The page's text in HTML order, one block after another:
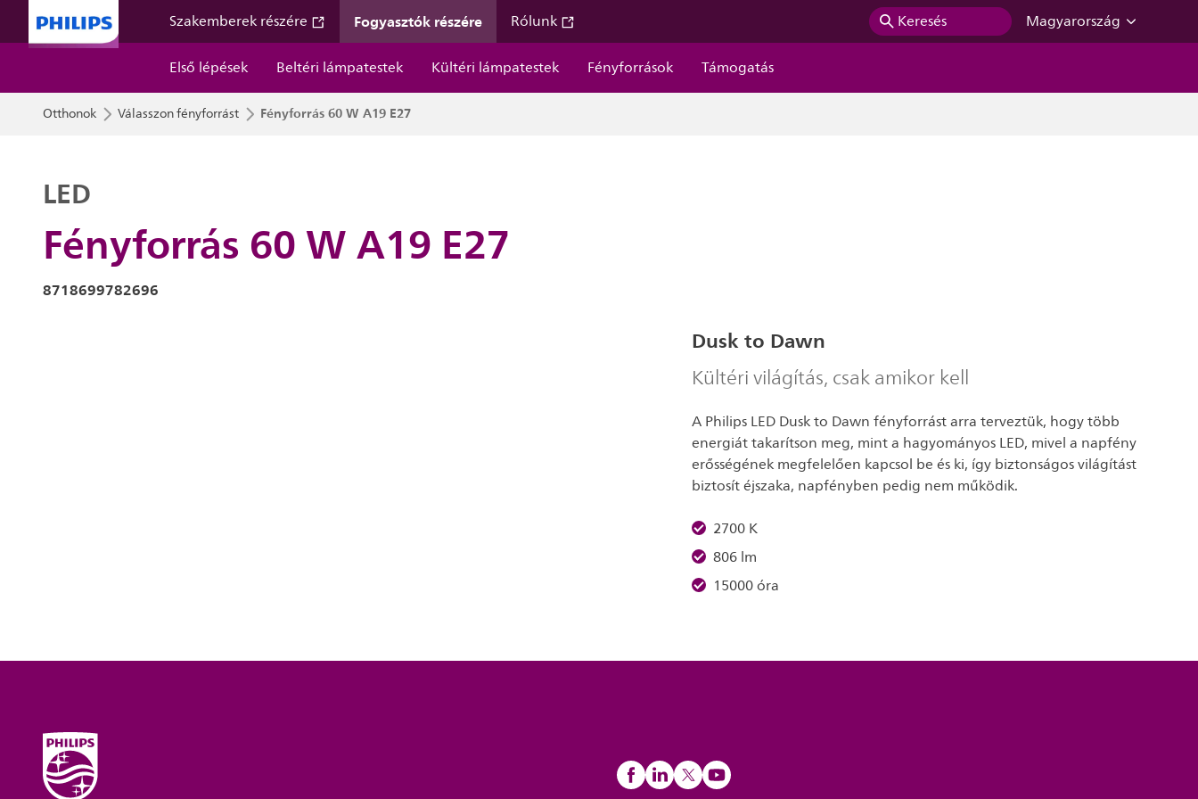
Szakemberek részére Fogyasztók részére Rólunk Keresés
Magyarország
Első lépések
Beltéri lámpatestek Kültéri lámpatestek Fényforrások Támogatás
Otthonok Válasszon fényforrást Fényforrás 60 W A19 E27
Fényforrás 60 W A19 E27
LED
8718699782696
Dusk to Dawn
Kültéri világítás, csak amikor kell
A Philips LED Dusk to Dawn fényforrást arra terveztük, hogy több
energiát takarítson meg, mint a hagyományos LED, mivel a napfény
erősségének megfelelően kapcsol be és ki, így biztonságos világítást
biztosít éjszaka, napfényben pedig nem működik.
2700 K
806 lm
15000 óra